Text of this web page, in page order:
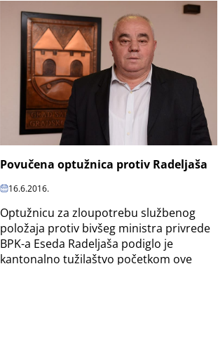
Povučena optužnica protiv Radeljaša
16.6.2016.
Optužnicu za zloupotrebu službenog
položaja protiv bivšeg ministra privrede
BPK-a Eseda Radeljaša podiglo je
kantonalno tužilaštvo početkom ove